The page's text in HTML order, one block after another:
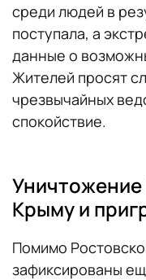
среди людей в
поступала, а
данные о
Жителей просят
чрезвычайных
спокойствие.
Уничтожение
Крыму и
Помимо
зафиксированы